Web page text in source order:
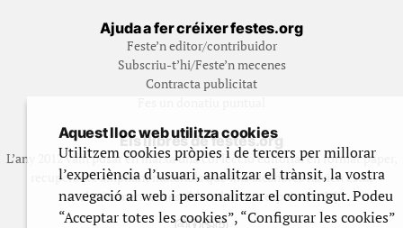
Ajuda a fer créixer festes.org
Feste’n editor/contribuidor
Subscriu-t’hi/Feste’n mecenes
Contracta publicitat
Els llibres de festes.org
L’any 2012 vam posar en marxa una col·lecció editorial en format paper,
recuperant i ampliant materials que fins aleshores havien estat
exclusivament accessibles al nostre espai web. [+]
Aquest lloc web utilitza cookies
Utilitzem cookies pròpies i de tercers per millorar
l’experiència d’usuari, analitzar el trànsit, la vostra
navegació al web i personalitzar el contingut. Podeu
“Acceptar totes les cookies”, “Configurar les cookies”